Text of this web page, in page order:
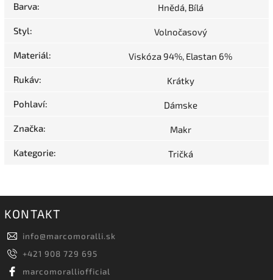
Barva: Hnědá, Bílá
Styl: Volnočasový
Materiál: Viskóza 94%, Elastan 6%
Rukáv: Krátky
Pohlaví: Dámske
Značka: Makr
Kategorie: Tričká
KONTAKT
info@marcomoralli.sk
+421 908 729 695
marcomoralliofficial